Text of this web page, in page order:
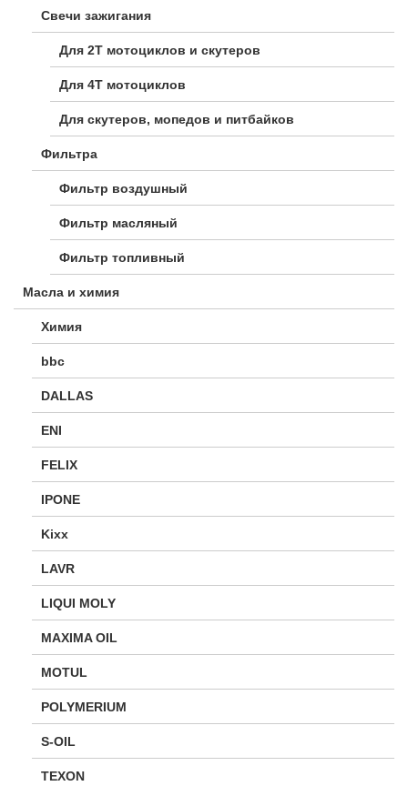
Свечи зажигания
Для 2Т мотоциклов и скутеров
Для 4Т мотоциклов
Для скутеров, мопедов и питбайков
Фильтра
Фильтр воздушный
Фильтр масляный
Фильтр топливный
Масла и химия
Химия
bbc
DALLAS
ENI
FELIX
IPONE
Kixx
LAVR
LIQUI MOLY
MAXIMA OIL
MOTUL
POLYMERIUM
S-OIL
TEXON